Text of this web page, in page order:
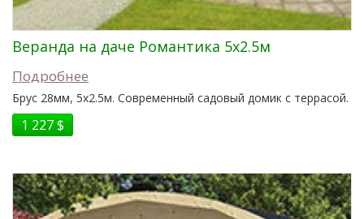
Веранда на даче Романтика 5x2.5м
Подробнее
Брус 28мм, 5x2.5м. Современный садовый домик с террасой.
1 227 $